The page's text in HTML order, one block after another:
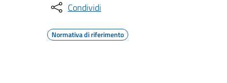
Condividi
Normativa di riferimento